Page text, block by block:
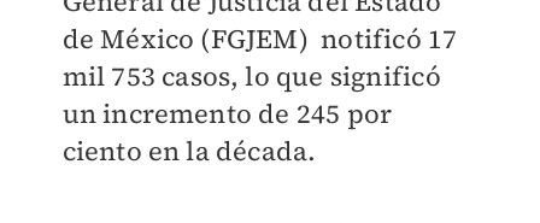
de México (FGJEM) notificó 17
mil 753 casos, lo que significó
un incremento de 245 por
ciento en la década.